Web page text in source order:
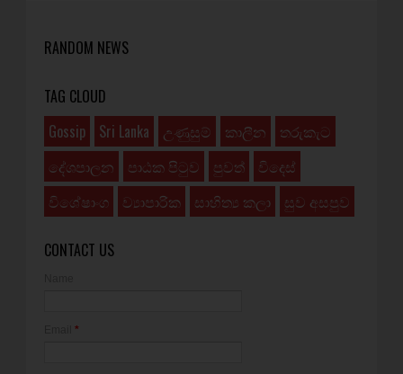
RANDOM NEWS
TAG CLOUD
Gossip
Sri Lanka උණුසුම් කාලීන
තරුකැට
දේශපාලන
පාඨක පිටුව පුවත්
විදෙස්
විශේෂාංග
ව්‍යාපාරික සාහිත්‍ය කලා සුව අසපුව
CONTACT US
*